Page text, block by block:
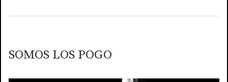
SOMOS LOS POGO